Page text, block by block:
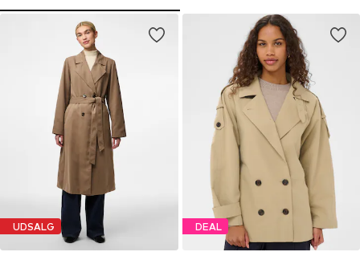
UDSALG DEAL